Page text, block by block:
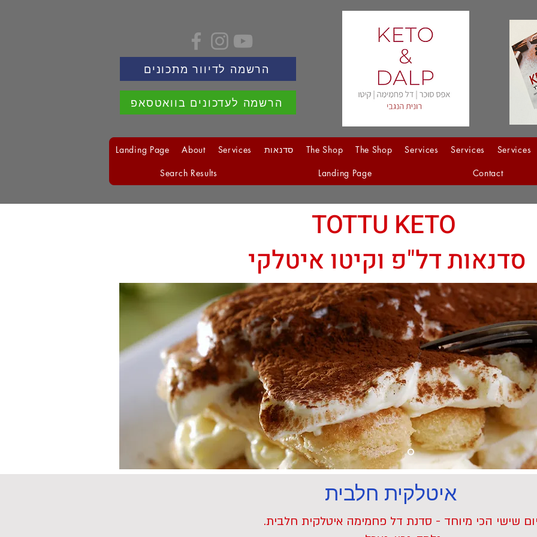
הרשמה לדיוור מתכונים
הרשמה לעדכונים בוואטסאפ
Services
Services
Services
The Shop
The Shop סדנאות Services
About
Landing Page
Contact
Landing Page
Search Results
TOTTU KETO
סדנאות דל"פ וקיטו איטלקי
איטלקית חלבית
שישי הכי מיוחד - סדנת דל פחמימה איטלקית חלבית.